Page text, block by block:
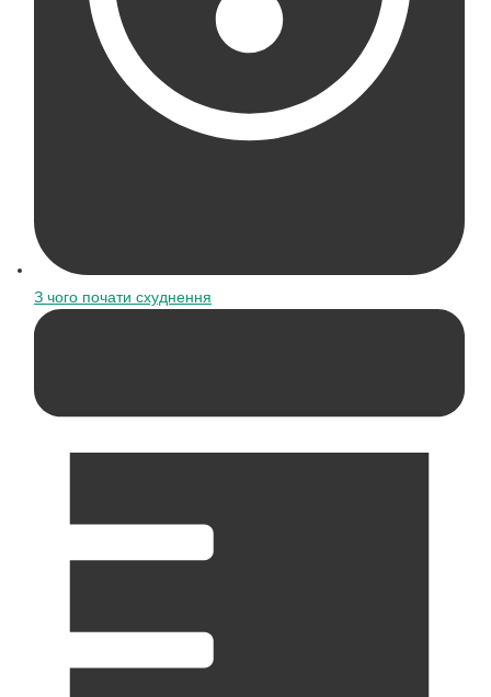
З чого почати схуднення